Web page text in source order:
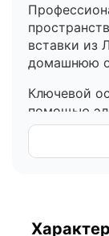
вставки из
домашнюю
Ключевой
помощью